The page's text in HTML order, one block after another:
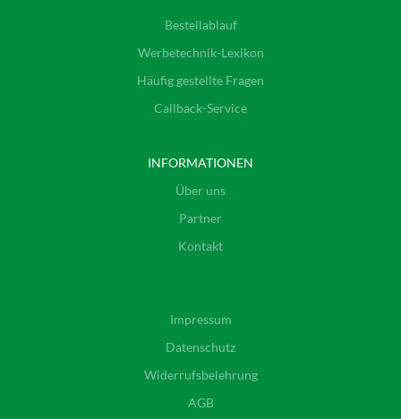
Bestellablauf
Werbetechnik-Lexikon
Häufig gestellte Fragen
Callback-Service
INFORMATIONEN
Über uns
Partner
Kontakt
Impressum
Datenschutz
Widerrufsbelehrung
AGB